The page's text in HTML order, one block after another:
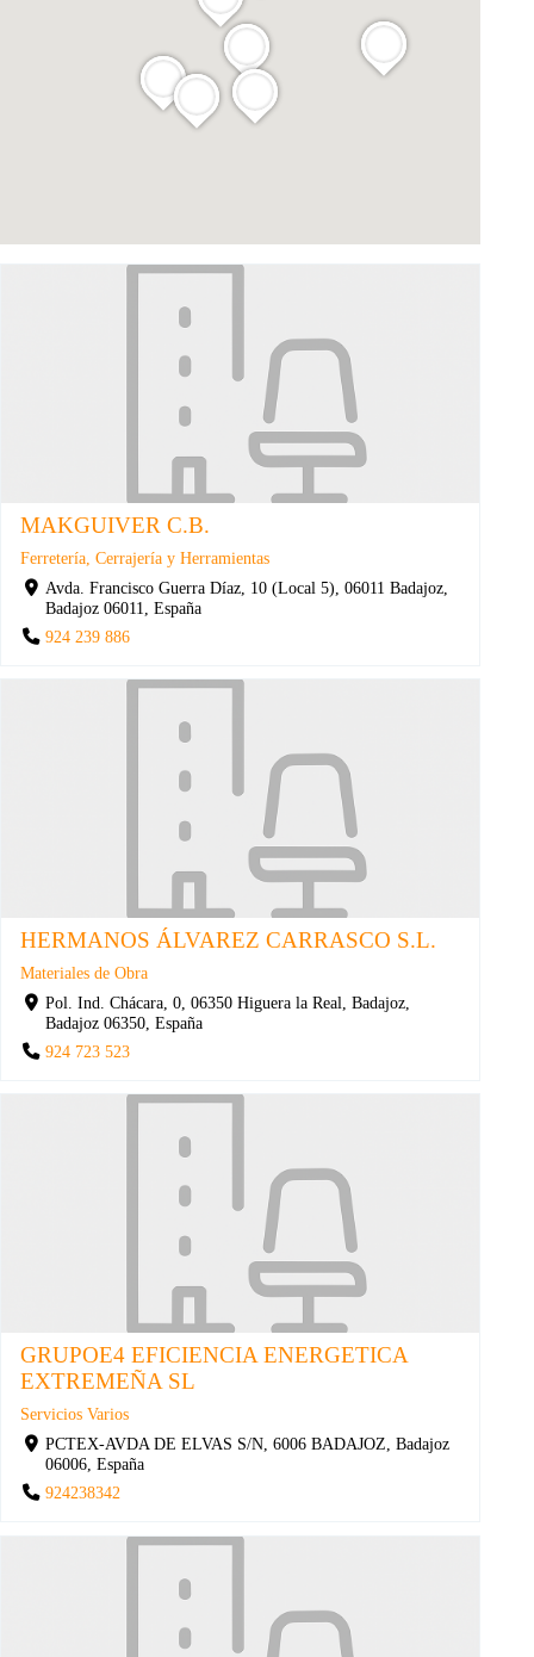
MAKGUIVER C.B.
Ferretería, Cerrajería y Herramientas
Avda. Francisco Guerra Díaz, 10 (Local 5), 06011 Badajoz,
Badajoz 06011, España
924 239 886
HERMANOS ÁLVAREZ CARRASCO S.L.
Materiales de Obra
Pol. Ind. Chácara, 0, 06350 Higuera la Real, Badajoz,
Badajoz 06350, España
924 723 523
GRUPOE4 EFICIENCIA ENERGETICA
EXTREMEÑA SL
Servicios Varios
PCTEX-AVDA DE ELVAS S/N, 6006 BADAJOZ, Badajoz
06006, España
924238342